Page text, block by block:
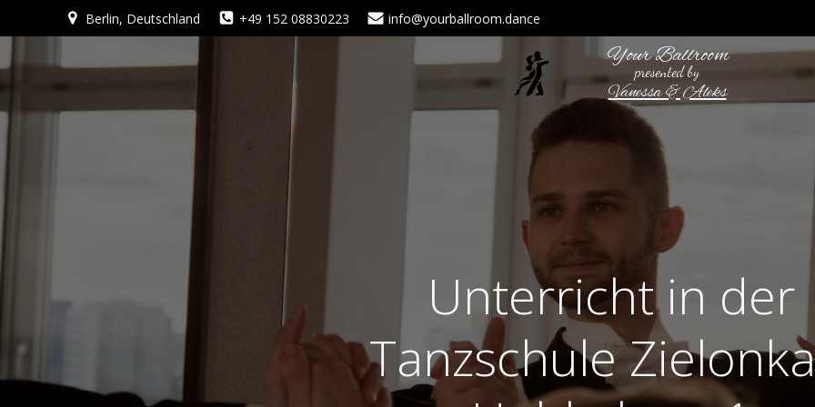
Inhalt
springen
Berlin, Deutschland +49 152 08830223 info@yourballroom.dance
Your Ballroom
presented by
Vanessa & Aleks
Unterricht in der
Tanzschule